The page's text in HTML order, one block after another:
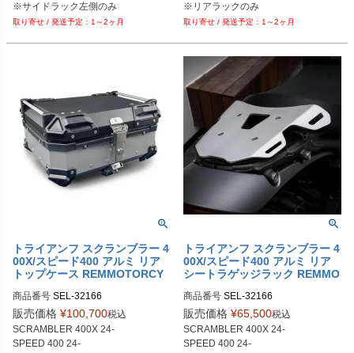
※サイドラック左側のみ
1～2ヶ月 1～2ヶ月
トライアンフ スクランブラー 4
00X/スピード400 アルミ リア
トップケース REMMOTORCY
商品番号 SEL-32166
販売価格 ¥100,700税込
SCRAMBLER 400X 24-
SPEED 400 24-
トライアンフ スクランブラー 4
00X/スピード400 アルミ リア
シートラゲッジラック REMMO
商品番号 SEL-32166
販売価格 ¥65,500税込
SCRAMBLER 400X 24-
SPEED 400 24-